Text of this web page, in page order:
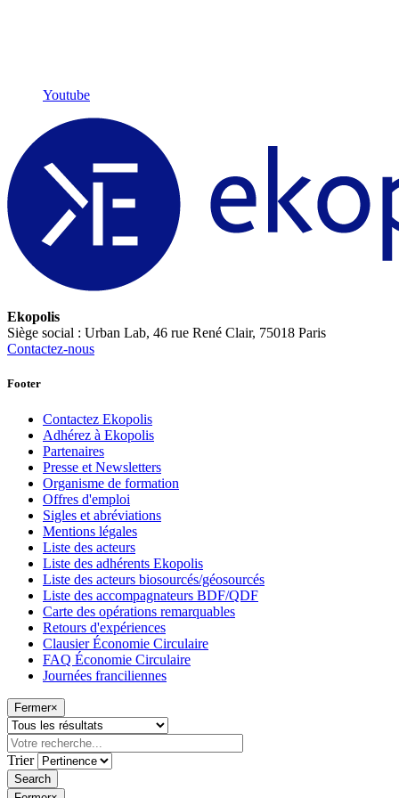
Youtube
Ekopolis
Siège social : Urban Lab, 46 rue René Clair, 75018 Paris
Contactez-nous
Footer
Contactez Ekopolis
Adhérez à Ekopolis
Partenaires
Presse et Newsletters
Organisme de formation
Offres d'emploi
Sigles et abréviations
Mentions légales
Liste des acteurs
Liste des adhérents Ekopolis
Liste des acteurs biosourcés/géosourcés
Liste des accompagnateurs BDF/QDF
Carte des opérations remarquables
Retours d'expériences
Clausier Économie Circulaire
FAQ Économie Circulaire
Journées franciliennes
Fermer×
Trier